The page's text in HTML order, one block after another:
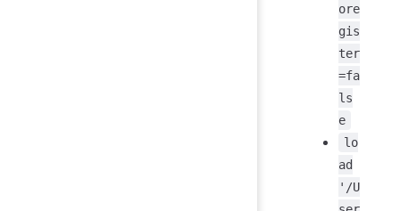
ore
gis
ter
=fa
ls
e
lo
ad
'/U